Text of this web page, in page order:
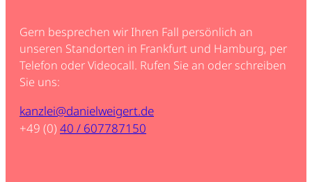
Gern besprechen wir Ihren Fall persönlich an
unseren Standorten in Frankfurt und Hamburg, per
Telefon oder Videocall. Rufen Sie an oder schreiben
Sie uns:
kanzlei@danielweigert.de
+49 (0) 40 / 607787150